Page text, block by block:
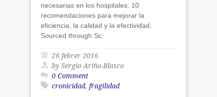
necesarias en los hospitales: 10
recomendaciones para mejorar la
eficiencia, la calidad y la efectividad.
Sourced through Sc
26 febrer 2016
by Sergio Ariño-Blasco
0 Comment
cronicidad, fragilidad